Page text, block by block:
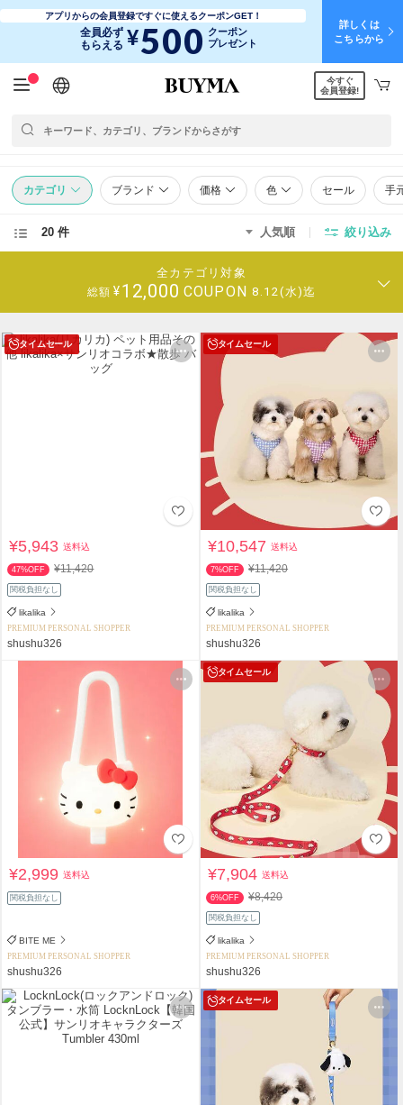
アプリからの会員登録ですぐに使えるクーポンGET！
全員必ず
もらえる ¥500 クーポン
プレゼント
詳しくは
こちらから
日本語
English
简体中文
繁體中文
今すぐ
会員登録!
カテゴリ ブランド 価格 色 セール 手
20 件 人気順 絞り込み
全カテゴリ対象
総額 ¥12,000 COUPON 8.12(水)迄
タイムセール
¥5,943送料込
47%OFF ¥11,420
関税負担なし
likalika
PREMIUM PERSONAL SHOPPER
shushu326
タイムセール
¥10,547送料込
7%OFF ¥11,420
関税負担なし
likalika
PREMIUM PERSONAL SHOPPER
shushu326
¥2,999送料込
関税負担なし
BITE ME
PREMIUM PERSONAL SHOPPER
shushu326
タイムセール
¥7,904送料込
6%OFF ¥8,420
関税負担なし
likalika
PREMIUM PERSONAL SHOPPER
shushu326
タイムセール